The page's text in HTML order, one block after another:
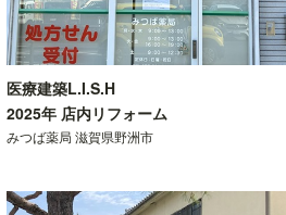
医療建築L.I.S.H
2025年 店内リフォーム
みつば薬局 滋賀県野洲市